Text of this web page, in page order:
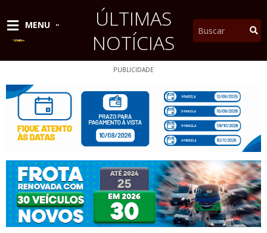
conteúdo
MENU
ÚLTIMAS
NOTÍCIAS
Pesquisar
PUBLICIDADE